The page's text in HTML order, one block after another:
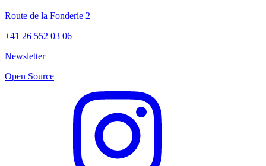
Route de la Fonderie 2
+41 26 552 03 06
Newsletter
Open Source